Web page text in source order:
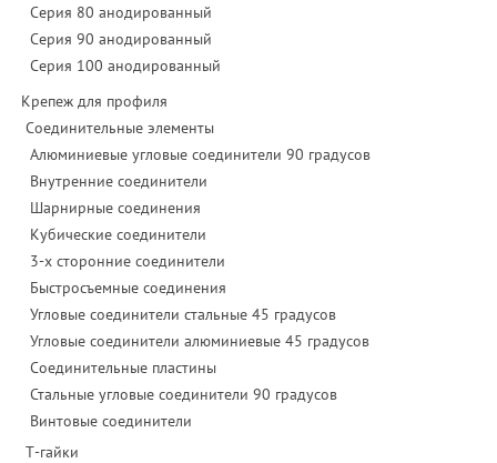
Серия 80 анодированный
Серия 90 анодированный
Серия 100 анодированный
Крепеж для профиля
Соединительные элементы
Алюминиевые угловые соединители 90 градусов
Внутренние соединители
Шарнирные соединения
Кубические соединители
3-х сторонние соединители
Быстросъемные соединения
Угловые соединители стальные 45 градусов
Угловые соединители алюминиевые 45 градусов
Соединительные пластины
Стальные угловые соединители 90 градусов
Винтовые соединители
Т-гайки